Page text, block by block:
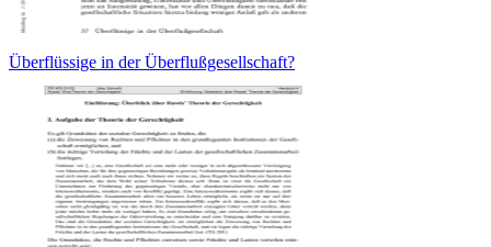
Überflüssige in der Überflußgesellschaft?